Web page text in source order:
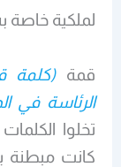
لملكية خاصة
قمة(كلمة
الرئاسة في
تخلوا
كانت مبطنة